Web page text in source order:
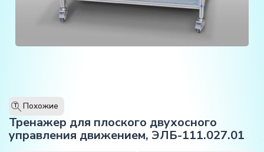
T Похожие
Тренажер для плоского двухосного
управления движением, ЭЛБ-111.027.01